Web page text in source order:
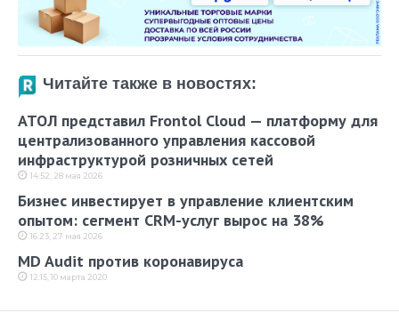
Читайте также в новостях:
АТОЛ представил Frontol Cloud — платформу для
централизованного управления кассовой
инфраструктурой розничных сетей
14:52, 28 мая 2026
Бизнес инвестирует в управление клиентским
опытом: сегмент CRM-услуг вырос на 38%
16:23, 27 мая 2026
MD Audit против коронавируса
12:15, 10 марта 2020